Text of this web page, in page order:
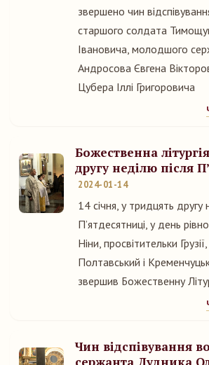
звершено чин
старшого солдата
Івановича, молодшого
Андросова Євгена
Цубера Іллі Григоровича
Божественна
другу неділю після
2024-01-14
14 січня, у тридцять другу
П’ятдесятниці, у день
Ніни, просвітительки
Полтавський і
звершив Божественну
Чин відспівування